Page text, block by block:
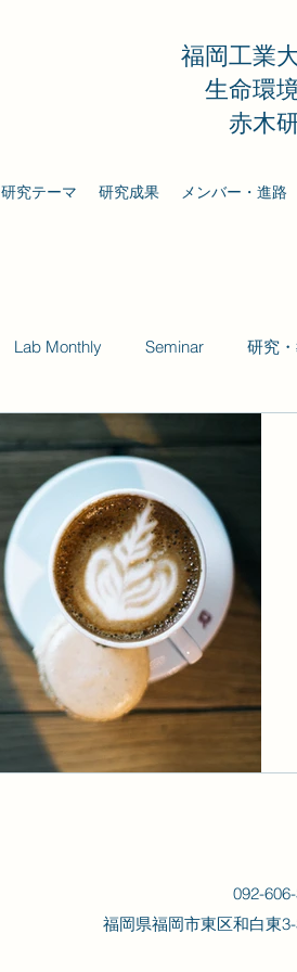
福岡工業
生命環
赤木
研究テーマ 研究成果 メンバー・進路
Lab Monthly Seminar 研究
092-
福岡県福岡市東区和白東